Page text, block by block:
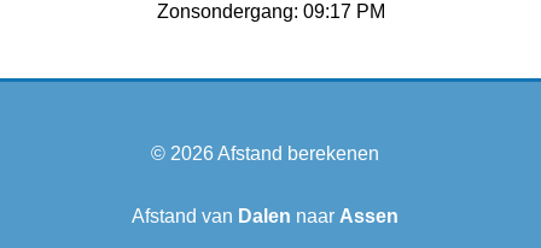
Zonsondergang: 09:17 PM
© 2026Afstand berekenen
Afstand van Dalen naar Assen